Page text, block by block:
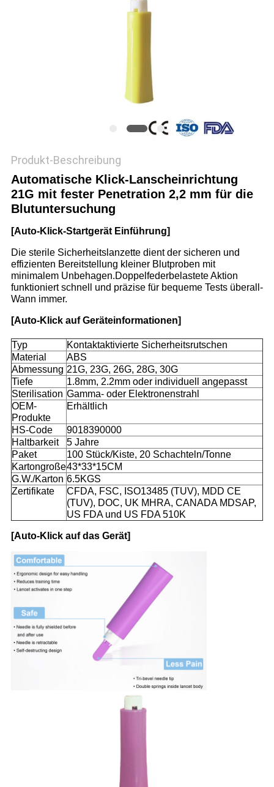
Produkt-Beschreibung
Automatische Klick-Lanscheinrichtung
21G mit fester Penetration 2,2 mm für die
Blutuntersuchung
[Auto-Klick-Startgerät Einführung]
Die sterile Sicherheitslanzette dient der sicheren und
effizienten Bereitstellung kleiner Blutproben mit
minimalem Unbehagen.Doppelfederbelastete Aktion
funktioniert schnell und präzise für bequeme Tests überall-
Wann immer.
[Auto-Klick auf Geräteinformationen]
Typ
Kontaktaktivierte Sicherheitsrutschen
Material
ABS
Abmessung 21G, 23G, 26G, 28G, 30G
Tiefe
1.8mm, 2.2mm oder individuell angepasst
Sterilisation Gamma- oder Elektronenstrahl
OEM-
Produkte
Erhältlich
HS-Code
9018390000
Haltbarkeit
5 Jahre
Paket
100 Stück/Kiste, 20 Schachteln/Tonne
Kartongroße43*33*15CM
G.W./Karton 6.5KGS
Zertifikate
CFDA, FSC, ISO13485 (TUV), MDD CE
(TUV), DOC, UK MHRA, CANADA MDSAP,
US FDA und US FDA 510K
[Auto-Klick auf das Gerät]